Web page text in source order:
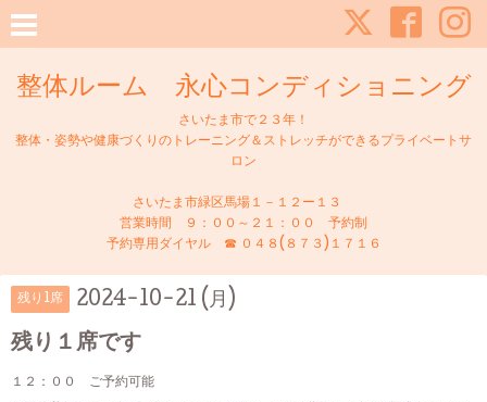
整体ルーム 永心コンディショニング
さいたま市で２３年！
整体・姿勢や健康づくりのトレーニング＆ストレッチができるプライベートサ
ロン
さいたま市緑区馬場１－１２ー１３
営業時間 ９：００～２１：００ 予約制
予約専用ダイヤル ☎ ０４８(８７３)１７１６
残り1席 2024-10-21 (月)
残り１席です
１２：００ ご予約可能